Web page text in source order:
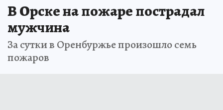
В Орске на пожаре пострадал
мужчина
За сутки в Оренбуржье произошло семь
пожаров